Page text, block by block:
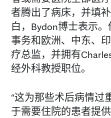
者腾出了病床，并填
白，Bydon博士表示
事务和欧洲、中东、
疗总监，并拥有
经外科教授职位。
“这为那些术后病情过
于需要住院的患者提